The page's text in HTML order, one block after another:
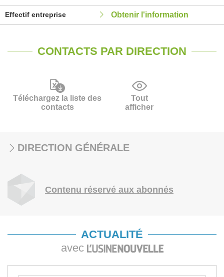
Effectif entreprise Obtenir l'information
CONTACTS PAR DIRECTION
Téléchargez la liste des
contacts
Tout
afficher
DIRECTION GÉNÉRALE
Contenu réservé aux abonnés
ACTUALITÉ
avec